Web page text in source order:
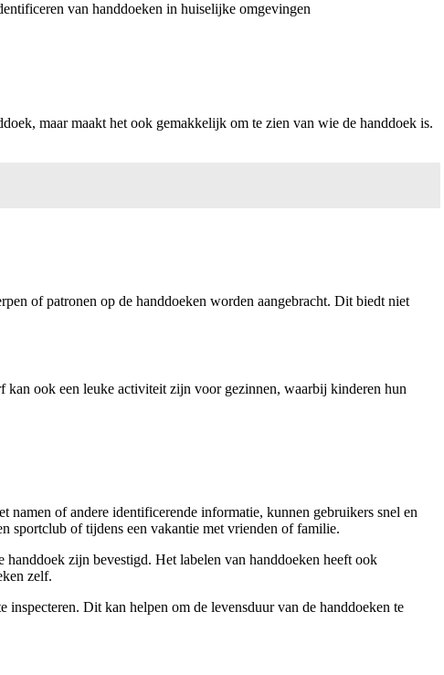
van handdoeken in huiselijke omgevingen
maar maakt het ook gemakkelijk om te zien van wie de handdoek is.
of patronen op de handdoeken worden aangebracht. Dit biedt niet
ook een leuke activiteit zijn voor gezinnen, waarbij kinderen hun
namen of andere identificerende informatie, kunnen gebruikers snel en
sportclub of tijdens een vakantie met vrienden of familie.
zijn bevestigd. Het labelen van handdoeken heeft ook
zelf.
inspecteren. Dit kan helpen om de levensduur van de handdoeken te